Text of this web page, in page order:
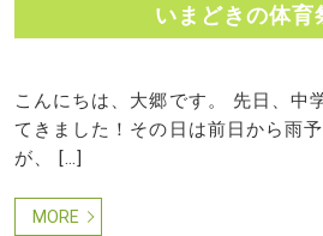
いまどきの体育
こんにちは、大郷です。 先日、中
てきました！その日は前日から雨
が、 […]
MORE